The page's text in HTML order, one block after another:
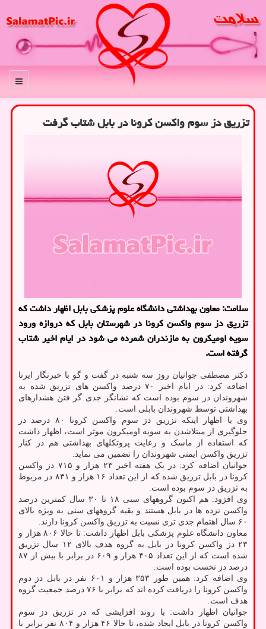
منو
تزریق دز سوم واکسن کرونا در بابل شتاب گرفت
سلامت: معاون بهداشتی دانشگاه علوم پزشکی بابل اظهار داشت که
تزریق دز سوم واکسن کرونا در شهرستان بابل که دروازه ورود
سویه اومیکرون به مازندران شمرده می شود در ایام اخیر شتاب
گرفته است.
دکتر مصطفی جوانیان روز سه شنبه در گفت و گو با خبرنگار ایرنا
اضافه کرد: در ایام اخیر ۷۰ درصد واکسن های تزریق شده به
شهروندان دز سوم بوده است که نشانگر جدی گر فتن هشدارهای
بهداشتی توسط شهروندان بابلی است.
وی با اظهار اینکه تزریق دز سوم واکسن کرونا ۸۰ درصد در
جلوگیری از مبتلاشدن به سویه اومیکرون موثر است، اظهار داشت
که استفاده از ماسک و رعایت پروتکلهای بهداشتی هم در کنار
تزریق واکسن ایمنی شهروندان را تضمین می نماید.
جوانیان اضافه کرد: در یک هفته اخیر ۲۳ هزار و ۷۱۵ دز واکسن
کرونا در بابل تزریق شده که از این تعداد ۱۶ هزار و ۸۳۱ دز مربوط
به تزریق دز سوم بوده است.
وی افزود: هم اکنون گروههای سنی ۱۸ تا ۳۰ سال کمترین درصد
واکسن نزده ها در بابل هستند و بقیه گروههای سنی به ویژه بالای
۶۰ سال اهتمام جدی تری نسبت به تزریق واکسن کرونا دارند.
معاون دانشگاه علوم پزشکی بابل اظهار داشت: تا حالا ۸۰۶ هزار و
۲۳ دز واکسن کرونا در بابل به گروه هدف بالای ۱۲ سال تزریق
شده است که از این تعداد ۴۰۵ هزار و ۶۰۹ دز برابر با بیش از ۸۷
درصد دز نخست بوده است.
وی اضافه کرد: همین طور ۳۵۳ هزار و ۶۰۱ نفر در بابل دز دوم
واکسن کرونا را دریافت کرده اند که برابر با ۷۶ درصد جمعیت گروه
هدف است.
جوانیان اظهار داشت: با روند افزایشی که در تزریق دز سوم
واکسن کرونا در بابل ایجاد شده، تا حالا ۴۶ هزار و ۸۰۴ نفر برابر با